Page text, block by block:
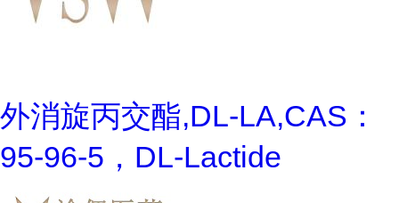
外消旋丙交酯,DL-LA,CAS：
95-96-5，DL-Lactide